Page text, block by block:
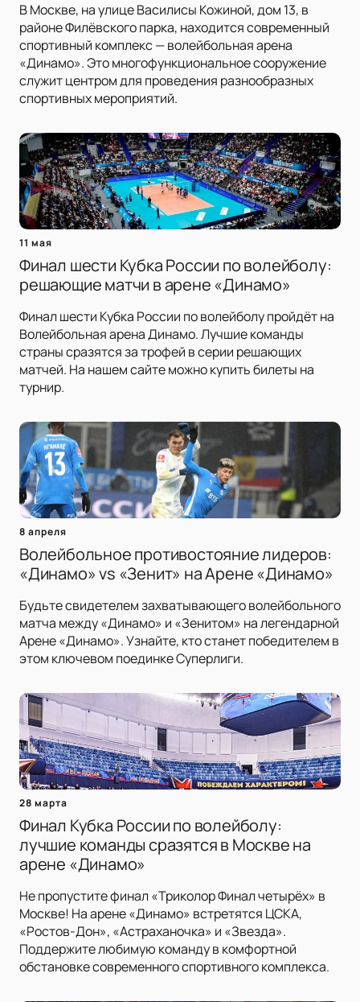
В Москве, на улице Василисы Кожиной, дом 13, в
районе Филёвского парка, находится современный
спортивный комплекс — волейбольная арена
«Динамо». Это многофункциональное сооружение
служит центром для проведения разнообразных
спортивных мероприятий.
11 мая
Финал шести Кубка России по волейболу:
решающие матчи в арене «Динамо»
Финал шести Кубка России по волейболу пройдёт на
Волейбольная арена Динамо. Лучшие команды
страны сразятся за трофей в серии решающих
матчей. На нашем сайте можно купить билеты на
турнир.
8 апреля
Волейбольное противостояние лидеров:
«Динамо» vs «Зенит» на Арене «Динамо»
Будьте свидетелем захватывающего волейбольного
матча между «Динамо» и «Зенитом» на легендарной
Арене «Динамо». Узнайте, кто станет победителем в
этом ключевом поединке Суперлиги.
28 марта
Финал Кубка России по волейболу:
лучшие команды сразятся в Москве на
арене «Динамо»
Не пропустите финал «Триколор Финал четырёх» в
Москве! На арене «Динамо» встретятся ЦСКА,
«Ростов-Дон», «Астраханочка» и «Звезда».
Поддержите любимую команду в комфортной
обстановке современного спортивного комплекса.